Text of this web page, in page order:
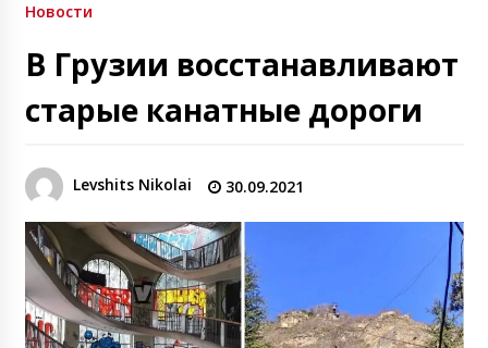
Новости
В Грузии восстанавливают
старые канатные дороги
Levshits Nikolai 30.09.2021